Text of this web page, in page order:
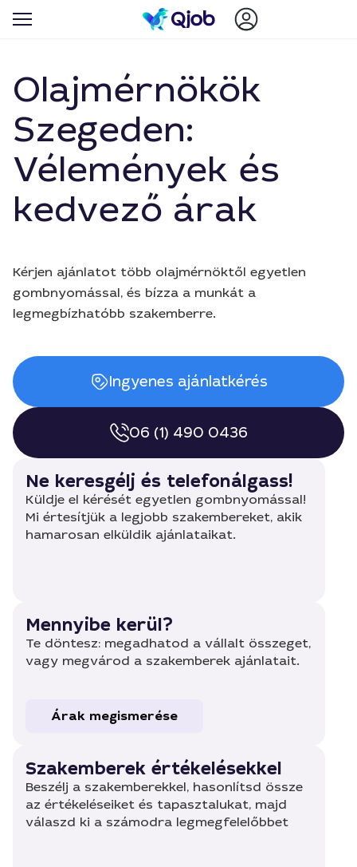
Olajmérnökök
Szegeden:
Vélemények és
kedvező árak
Kérjen ajánlatot több olajmérnöktől egyetlen
gombnyomással, és bízza a munkát a
legmegbízhatóbb szakemberre.
Ingyenes ajánlatkérés
06 (1) 490 0436
Ne keresgélj és telefonálgass!
Küldje el kérését egyetlen gombnyomással!
Mi értesítjük a legjobb szakembereket, akik
hamarosan elküldik ajánlataikat.
Mennyibe kerül?
Te döntesz: megadhatod a vállalt összeget,
vagy megvárod a szakemberek ajánlatait.
Árak megismerése
Szakemberek értékelésekkel
Beszélj a szakemberekkel, hasonlítsd össze
az értékeléseiket és tapasztalukat, majd
válaszd ki a számodra legmegfelelőbbet